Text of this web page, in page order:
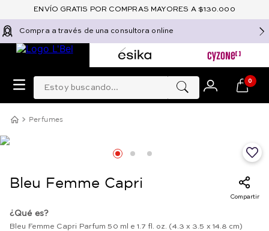
Compra a través de una consultora online
Estoy buscando... 0
ENVÍO GRATIS POR COMPRAS MAYORES A $130.000
Perfumes
Bleu Femme Capri
Compartir
¿Qué es?
Bleu Femme Capri Parfum 50 ml e 1.7 fl. oz. (4.3 x 3.5 x 14.8 cm)